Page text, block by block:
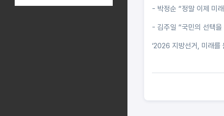
- 박정순 “정말 이제 미
- 김주일 “국민의 선택
‘2026 지방선거, 미래를